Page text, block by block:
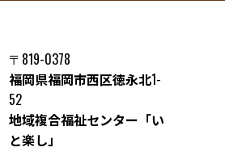
〒819-0378
福岡県福岡市西区徳永北1-
52
地域複合福祉センター「い
と楽し」